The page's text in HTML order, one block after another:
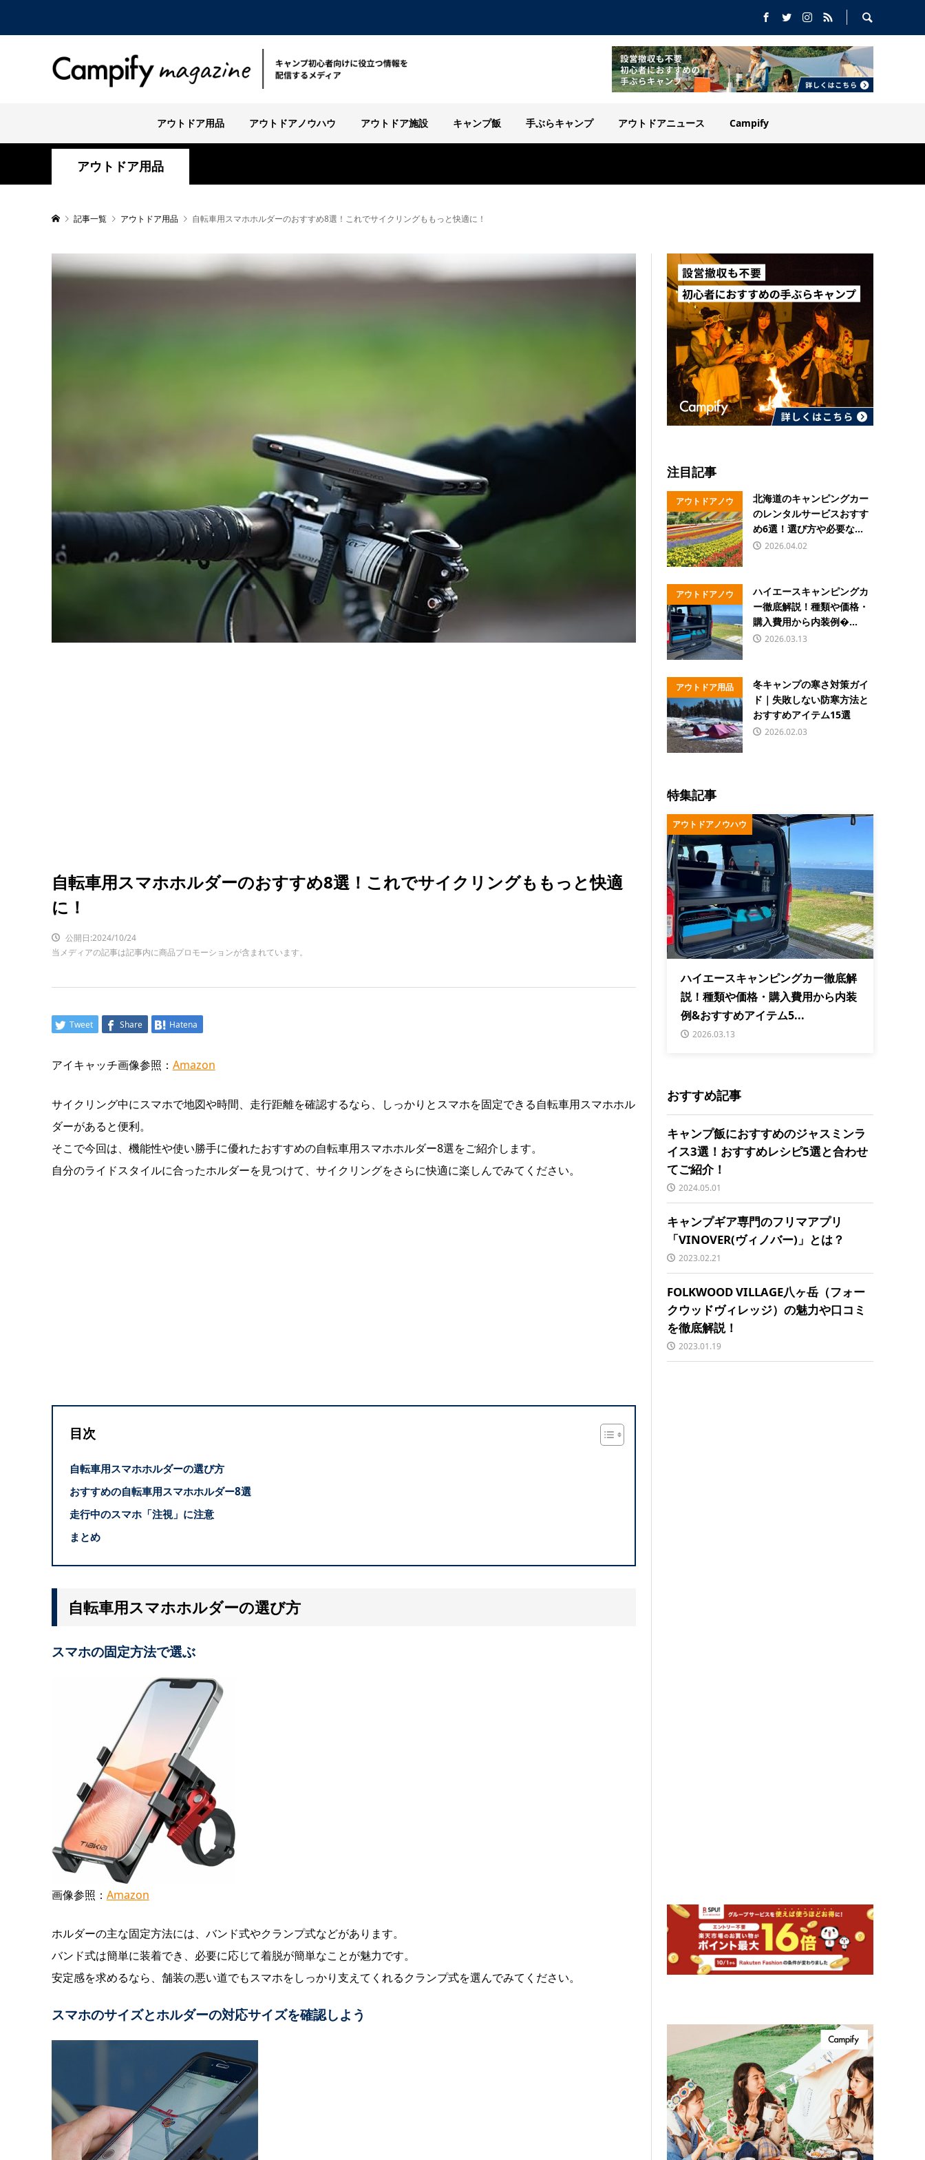
アウトドア用品 アウトドアノウハウ アウトドア施設 キャンプ飯 手ぶらキャンプ アウトドアニュース Campify
アウトドア用品
記事一覧 アウトドア用品 自転車用スマホホルダーのおすすめ8選！これでサイクリングももっと快適に！
自転車用スマホホルダーのおすすめ8選！これでサイクリングももっと快適
に！
公開日:2024/10/24
当メディアの記事は記事内に商品プロモーションが含まれています。
Tweet Share Hatena
アイキャッチ画像参照： Amazon
サイクリング中にスマホで地図や時間、走行距離を確認するなら、しっかりとスマホを固定できる自転車用スマホホル
ダーがあると便利。
そこで今回は、機能性や使い勝手に優れたおすすめの自転車用スマホホルダー8選をご紹介します。
自分のライドスタイルに合ったホルダーを見つけて、サイクリングをさらに快適に楽しんでみてください。
目次
自転車用スマホホルダーの選び方
おすすめの自転車用スマホホルダー8選
走行中のスマホ「注視」に注意
まとめ
自転車用スマホホルダーの選び方
スマホの固定方法で選ぶ
画像参照： Amazon
ホルダーの主な固定方法には、バンド式やクランプ式などがあります。
バンド式は簡単に装着でき、必要に応じて着脱が簡単なことが魅力です。
安定感を求めるなら、舗装の悪い道でもスマホをしっかり支えてくれるクランプ式を選んでみてください。
スマホのサイズとホルダーの対応サイズを確認しよう
注目記事
アウトドアノウ
ハウ
北海道のキャンピングカー
のレンタルサービスおすす
め6選！選び方や必要な...
2026.04.02
アウトドアノウ
ハウ
ハイエースキャンピングカ
ー徹底解説！種類や価格・
購入費用から内装例�...
2026.03.13
アウトドア用品
冬キャンプの寒さ対策ガイ
ド｜失敗しない防寒方法と
おすすめアイテム15選
2026.02.03
特集記事
アウトドアノウハウ
ハイエースキャンピングカー徹底解
説！種類や価格・購入費用から内装
例&おすすめアイテム5...
2026.03.13
おすすめ記事
キャンプ飯におすすめのジャスミンラ
イス3選！おすすめレシピ5選と合わせ
てご紹介！
2024.05.01
キャンプギア専門のフリマアプリ
「VINOVER(ヴィノバー)」とは？
2023.02.21
FOLKWOOD VILLAGE八ヶ岳（フォー
クウッドヴィレッジ）の魅力や口コミ
を徹底解説！
2023.01.19